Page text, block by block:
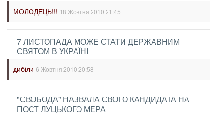
МОЛОДЕЦЬ!!! 18 Жовтня 2010 21:45
7 ЛИСТОПАДА МОЖЕ СТАТИ ДЕРЖАВНИМ
СВЯТОМ В УКРАЇНІ
дибіли 6 Жовтня 2010 20:58
"СВОБОДА" НАЗВАЛА СВОГО КАНДИДАТА НА
ПОСТ ЛУЦЬКОГО МЕРА